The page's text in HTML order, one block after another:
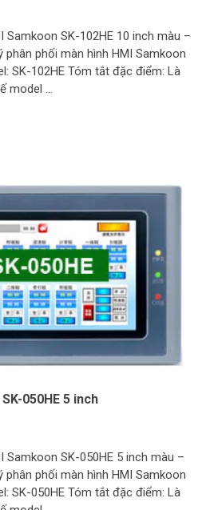
Samkoon SK-102HE 10 inch màu –
phối màn hình HMI Samkoon
SK-102HE Tóm tắt đặc điểm: Là
model …
050HE 5 inch
Samkoon SK-050HE 5 inch màu –
phối màn hình HMI Samkoon
SK-050HE Tóm tắt đặc điểm: Là